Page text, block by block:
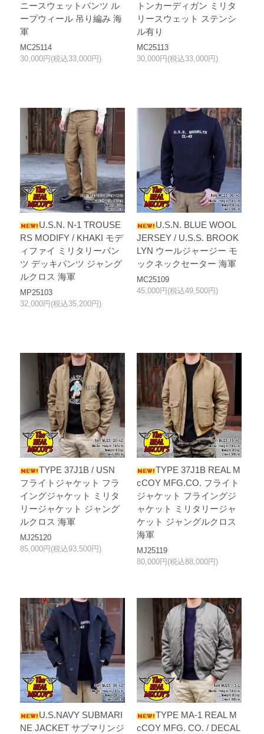
ニースウェットパンツ ル
ープウィール 吊り編み 海
軍
MC25114
30,000円(税込33,000円)
トンカーディガン ミリタ
リースウェット ステンシ
ル有り
MC25113
30,000円(税込33,000円)
U.S.N. N-1 TROUSE
RS MODIFY / KHAKI モデ
ィファイ ミリタリーパン
ツ デッキパンツ ジャング
ルクロス 海軍
MP25103
32,000円(税込35,200円)
U.S.N. BLUE WOOL
JERSEY / U.S.S. BROOK
LYN ウールジャージー モ
ックネックセーター 海軍
MC25109
45,000円(税込49,500円)
TYPE 37J1B / USN
フライトジャケット フラ
イングジャケット ミリタ
リージャケット ジャング
ルクロス 海軍
MJ25120
85,000円(税込93,500円)
TYPE 37J1B REAL M
cCOY MFG.CO. フライト
ジャケット フライングジ
ャケット ミリタリージャ
ケット ジャングルクロス
海軍
MJ25119
80,000円(税込88,000円)
U.S.NAVY SUBMARI
NE JACKET サブマリンジ
TYPE MA-1 REAL M
cCOY MFG. CO. / DECAL